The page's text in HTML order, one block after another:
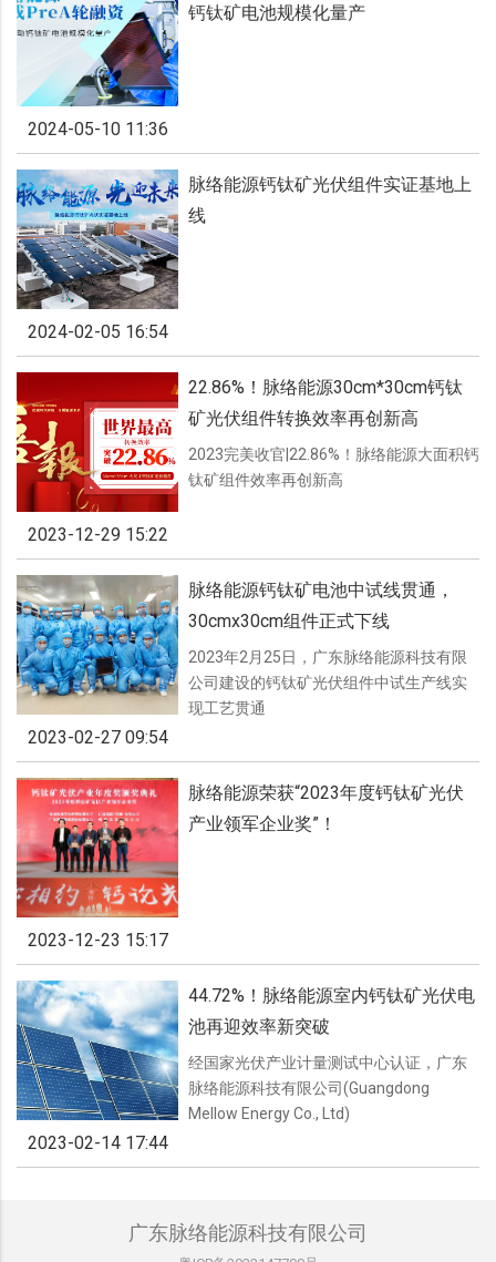
2024-05-10 11:36
钙钛矿电池规模化量产
2024-02-05 16:54
脉络能源钙钛矿光伏组件实证基地上
线
2023-12-29 15:22
22.86%！脉络能源30cm*30cm钙钛
矿光伏组件转换效率再创新高
2023完美收官|22.86%！脉络能源大面积钙
钛矿组件效率再创新高
2023-02-27 09:54
脉络能源钙钛矿电池中试线贯通，
30cmx30cm组件正式下线
2023年2月25日，广东脉络能源科技有限
公司建设的钙钛矿光伏组件中试生产线实
现工艺贯通
2023-12-23 15:17
脉络能源荣获“2023年度钙钛矿光伏
产业领军企业奖”！
2023-02-14 17:44
44.72%！脉络能源室内钙钛矿光伏电
池再迎效率新突破
经国家光伏产业计量测试中心认证，广东
脉络能源科技有限公司(Guangdong
Mellow Energy Co., Ltd)
广东脉络能源科技有限公司